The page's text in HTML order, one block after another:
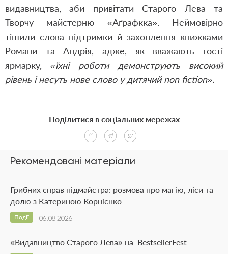
видавництва, аби привітати Старого Лева та
Творчу майстерню «Аґрафкка». Неймовірно
тішили слова підтримки й захоплення книжками
Романи та Андрія, адже, як вважають гості
ярмарку,«їхні роботи демонструють високий
рівень і несуть нове слово у дитячий non fiction».
Рекомендовані матеріали
Грибних справ підмайстра: розмова про магію, ліси та
долю з Катериною Корнієнко
06.08.2026
Події
«Видавництво Старого Лева» на BestsellerFest
Поділитися в соціальних мережах